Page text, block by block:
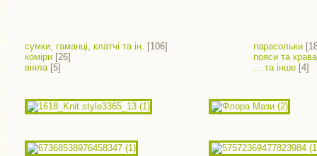
сумки, гаманці, клатчі та ін. [106] парасольки
коміри [26]
пояси та
віяла [5] ... та інше [4]